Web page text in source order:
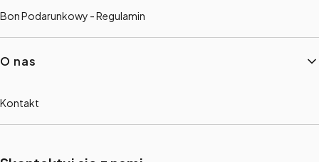
Bon Podarunkowy - Regulamin
O nas
Kontakt